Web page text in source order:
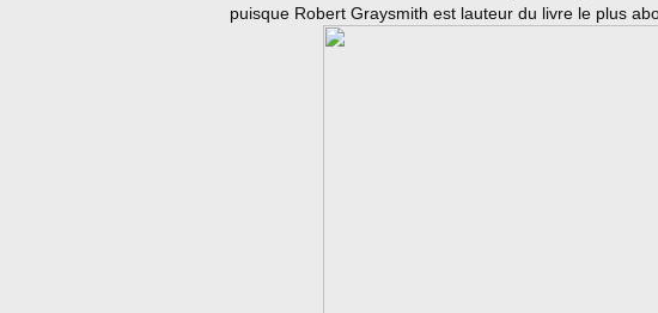
puisque Robert Graysmith est lauteur du livre le plus